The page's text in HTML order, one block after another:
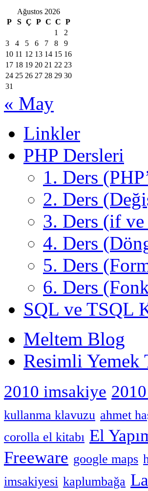
Ağustos 2026
P
S Ç P C C P
1
2
3
4 5 6 7 8
9
10 11 12 13 14 15 16
17 18 19 20 21 22 23
24 25 26 27 28 29 30
31
« May
Linkler
PHP Dersleri
1. Ders
2. Ders
3. Ders (if
4. Ders
5. Ders
6. Ders
SQL ve TSQL
Meltem Blog
Resimli Yemek
2010 imsakiye
kullanma klavuzu ahmet
corolla el kitabı El
Freeware google maps
imsakiyesi kaplumbağa